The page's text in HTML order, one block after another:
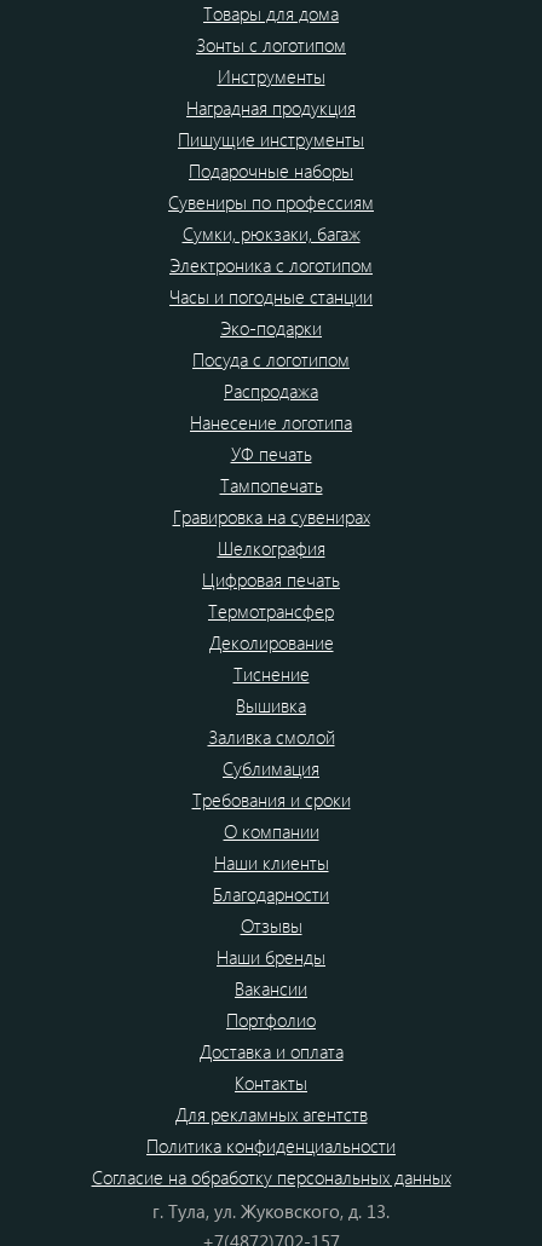
Товары для дома
Зонты с логотипом
Инструменты
Наградная продукция
Пишущие инструменты
Подарочные наборы
Сувениры по профессиям
Сумки, рюкзаки, багаж
Электроника с логотипом
Часы и погодные станции
Эко-подарки
Посуда с логотипом
Распродажа
Нанесение логотипа
УФ печать
Тампопечать
Гравировка на сувенирах
Шелкография
Цифровая печать
Термотрансфер
Деколирование
Тиснение
Вышивка
Заливка смолой
Сублимация
Требования и сроки
О компании
Наши клиенты
Благодарности
Отзывы
Наши бренды
Вакансии
Портфолио
Доставка и оплата
Контакты
Для рекламных агентств
Политика конфиденциальности
Согласие на обработку персональных данных
г. Тула, ул. Жуковского, д. 13.